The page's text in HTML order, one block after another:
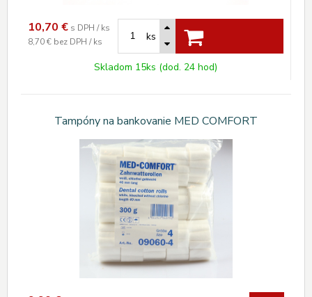
10,70 € s DPH / ks
8,70 € bez DPH / ks ks
Skladom 15ks (dod. 24 hod)
Tampóny na bankovanie MED COMFORT